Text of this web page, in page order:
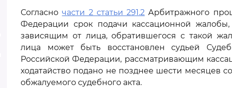
Согласночасти 2 статьи 291.2 Арбитражного
Федерации срок подачи кассационной
зависящим от лица, обратившегося с такой
лица может быть восстановлен судьей
Российской Федерации, рассматривающим
ходатайство подано не позднее шести месяцев
обжалуемого судебного акта.